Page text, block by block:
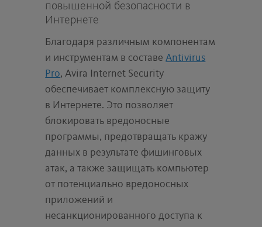
повышенной безопасности в
Интернете
Благодаря различным компонентам
и инструментам в составеAntivirus
Pro, Avira Internet Security
обеспечивает комплексную защиту
в Интернете. Это позволяет
блокировать вредоносные
программы, предотвращать кражу
данных в результате фишинговых
атак, а также защищать компьютер
от потенциально вредоносных
приложений и
несанкционированного доступа к